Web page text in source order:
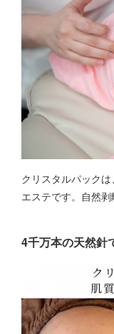
クリスタルパック
エステです。自然
4千万本の天然針